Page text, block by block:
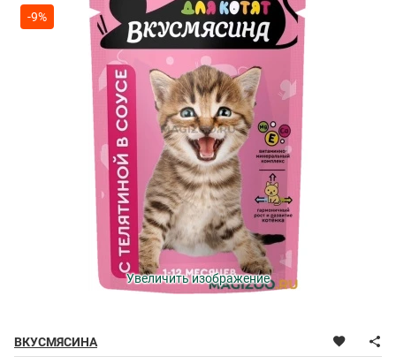
ВКУСМЯСИНА
-9%
Увеличить изображение